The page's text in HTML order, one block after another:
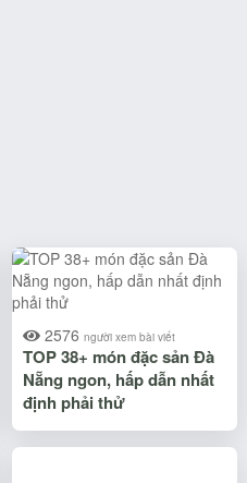
2576 người xem bài viết
TOP 38+ món đặc sản Đà
Nẵng ngon, hấp dẫn nhất
định phải thử